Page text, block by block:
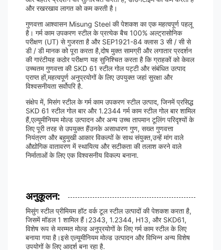
और रखरखाव लागत को कम करती है।
गुणवत्ता आश्वासन Misung Steel की पेशकश का एक महत्वपूर्ण पहलू
है। गर्म काम उपकरण स्टील के प्रत्येक बैच 100% अल्ट्रासोनिक
परीक्षण (UT) से गुजरता है और SEP1921-84 क्लास 3 सी / सी से
डी / डी मानक को पूरा करता है,दोष मुक्त सामग्री और लगातार प्रदर्शन
की गारंटीयह कठोर परीक्षण यह सुनिश्चित करता है कि ग्राहकों को केवल
उच्चतम गुणवत्ता की SKD 61 स्टील गोल पट्टी और संबंधित उत्पाद
प्राप्त हों,महत्वपूर्ण अनुप्रयोगों के लिए उपयुक्त जहां सुरक्षा और
विश्वसनीयता सर्वोपरि है.
संक्षेप में, मिसंग स्टील के गर्म काम उपकरण स्टील उत्पाद, जिनमें प्रसिद्ध
SKD 61 स्टील गोल बार और 1.2344 गर्म काम स्टील गोल बार शामिल
हैं,एल्यूमीनियम मोल्ड उत्पादन और अन्य उच्च तापमान टूलिंग परिदृश्यों के
लिए पूरी तरह से उपयुक्त हैंउनके असाधारण गुण, सख्त गुणवत्ता
नियंत्रण और बहुमुखी आकार विकल्पों के साथ संयुक्त,उन्हें मांग वाले
औद्योगिक वातावरण में स्थायित्व और सटीकता की तलाश करने वाले
निर्माताओं के लिए एक विश्वसनीय विकल्प बनाना.
अनुकूलन:
मिसुंग स्टील प्रीमियम हॉट वर्क टूल स्टील उत्पादों की पेशकश करता है,
जिसमें मॉडल 1 शामिल हैं।2343, 1.2344, H13, और SKD61,
विशेष रूप से मरम्मत मोल्ड अनुप्रयोगों के लिए गर्म काम स्टील के लिए
बनाया गया है।इसे एल्यूमीनियम मोल्ड उत्पादन और विभिन्न अन्य विशेष
उपयोगों के लिए आदर्श बना रहा है.